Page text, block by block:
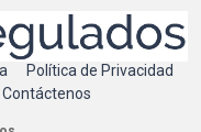
Política de Privacidad
Contáctenos